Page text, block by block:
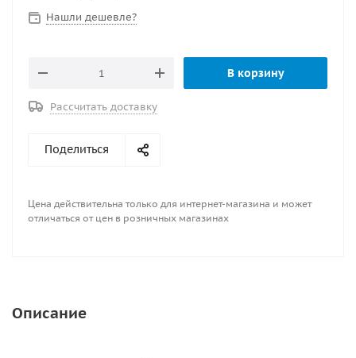
Нашли дешевле?
В корзину
Рассчитать доставку
Поделиться
Цена действительна только для интернет-магазина и может
отличаться от цен в розничных магазинах
Описание